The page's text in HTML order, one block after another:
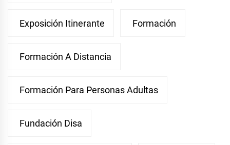
Exposición Itinerante Formación
Formación A Distancia
Formación Para Personas Adultas
Fundación Disa